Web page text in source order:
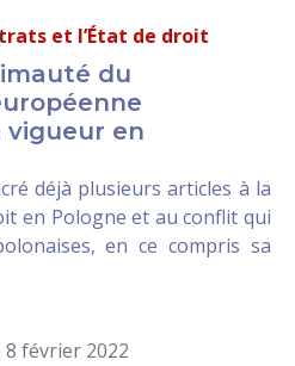
et l’État de droit
du
en
déjà plusieurs articles à la
en Pologne et au conflit qui
en ce compris sa
8 février 2022